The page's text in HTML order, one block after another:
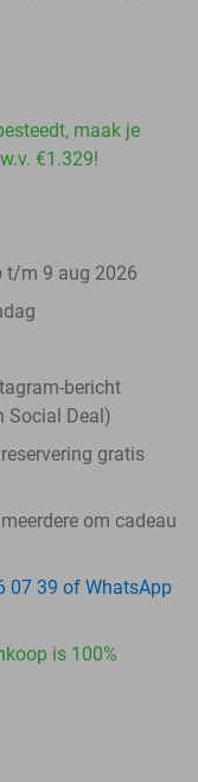
maak je
€1.329!
t/m 9 aug 2026
bericht
Social Deal)
gratis
om cadeau
07 39 of WhatsApp
is 100%